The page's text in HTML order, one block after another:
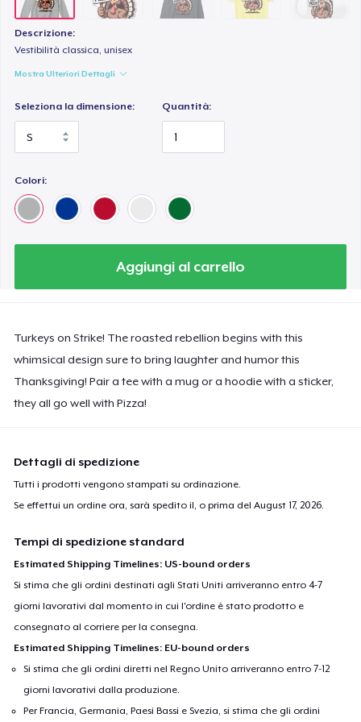
Descrizione:
Vestibilità classica, unisex
Mostra Ulteriori Dettagli
Seleziona la dimensione: Quantità:
Colori:
Aggiungi al carrello
Turkeys on Strike! The roasted rebellion begins with this
whimsical design sure to bring laughter and humor this
Thanksgiving! Pair a tee with a mug or a hoodie with a sticker,
they all go well with Pizza!
Dettagli di spedizione
Tutti i prodotti vengono stampati su ordinazione.
Se effettui un ordine ora, sarà spedito il, o prima delAugust 17, 2026.
Tempi di spedizione standard
Estimated Shipping Timelines: US-bound orders
Si stima che gli ordini destinati agli Stati Uniti arriveranno entro 4-7
giorni lavorativi dal momento in cui l'ordine è stato prodotto e
consegnato al corriere per la consegna.
Estimated Shipping Timelines: EU-bound orders
Si stima che gli ordini diretti nel Regno Unito arriveranno entro 7-12
giorni lavorativi dalla produzione.
Per Francia, Germania, Paesi Bassi e Svezia, si stima che gli ordini